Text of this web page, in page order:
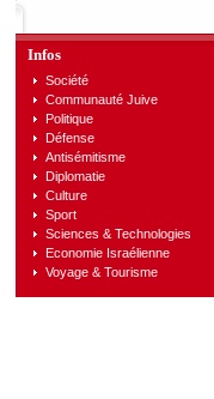
Infos
Société
Communauté Juive
Politique
Défense
Antisémitisme
Diplomatie
Culture
Sport
Sciences & Technologies
Economie Israélienne
Voyage & Tourisme